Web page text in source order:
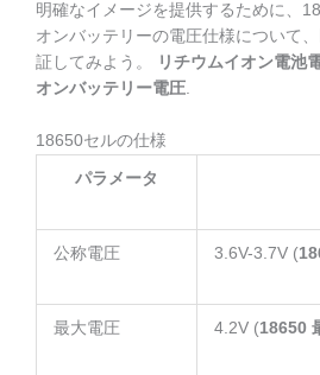
明確なイメージを提供するために、
オンバッテリーの電圧仕様について
証してみよう。
リチウムイオン電池
オンバッテリー電圧.
18650セルの仕様
パラメータ
公称電圧 3.6V-3.7V (
最大電圧 4.2V (18650